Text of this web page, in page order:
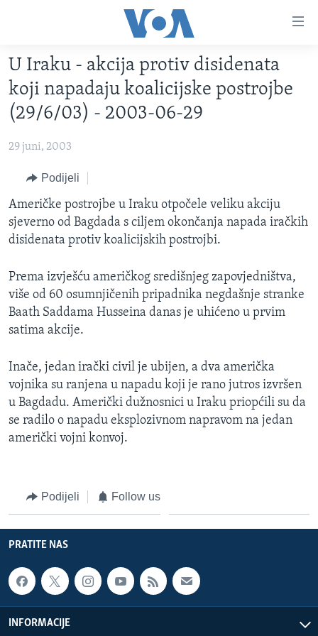
glavni
sadržaj
Pređi
na
glavnu
navigaciju
pretragu
VIDEO
FOTOGRAFIJE DANA
VIJESTI
SJEDINJENE AMERIČKE DRŽAVE
BOSNA I HERCEGOVINA
SVIJET
NAUKA I TEHNOLOGIJA
SPECIJALNI PROJEKTI
KORUPCIJA
ŽENSKA STRANA
IZBJEGLIČKA STRANA
MAGAZIN
O GLASU AMERIKE
Learning English
PRATITE NAS
Jezici
U Iraku - akcija protiv disidenata
koji napadaju koalicijske postrojbe
(29/6/03) - 2003-06-29
29 juni, 2003
Podijeli
Američke postrojbe u Iraku otpočele veliku akciju
sjeverno od Bagdada s ciljem okončanja napada iračkih
disidenata protiv koalicijskih postrojbi.
Prema izvješću američkog središnjeg zapovjedništva,
više od 60 osumnjičenih pripadnika negdašnje stranke
Baath Saddama Husseina danas je uhićeno u prvim
satima akcije.
Inače, jedan irački civil je ubijen, a dva američka
vojnika su ranjena u napadu koji je rano jutros izvršen
u Bagdadu. Američki dužnosnici u Iraku priopćili su da
se radilo o napadu eksplozivnom napravom na jedan
američki vojni konvoj.
Podijeli Follow us
PRATITE NAS
INFORMACIJE